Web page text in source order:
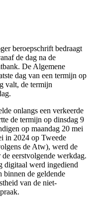
beroepschrift bedraagt
de dag na de
De Algemene
dag van een termijn op
valt, de termijn
onlangs een verkeerde
de termijn op dinsdag 9
op maandag 20 mei
in 2024 op Tweede
de Atw), werd de
eerstvolgende werkdag.
digitaal werd ingediend
de geldende
van de niet-